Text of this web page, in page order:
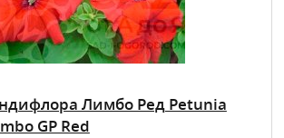
Лимбо Ред Petunia
GP Red